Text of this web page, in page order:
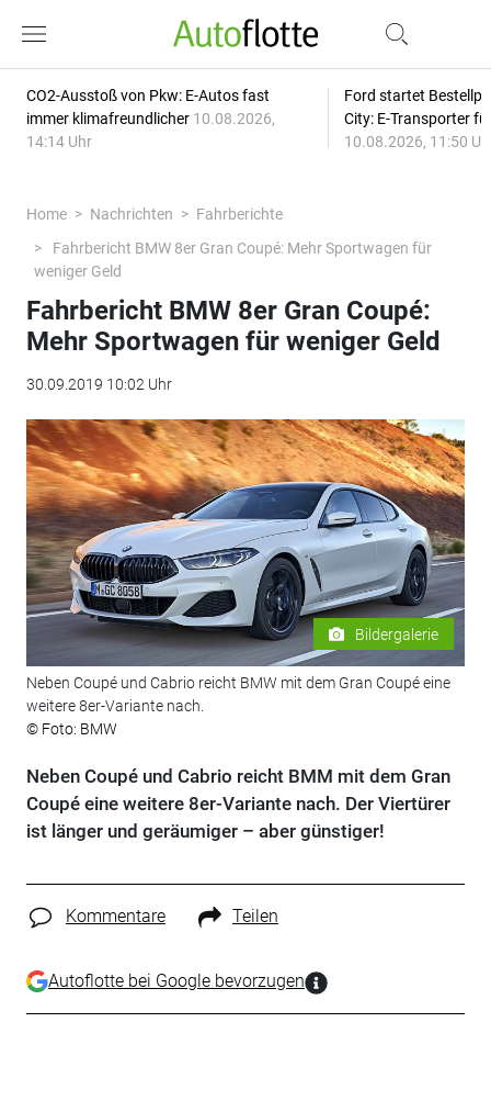
CO2-Ausstoß von Pkw: E-Autos fast
immer klimafreundlicher 10.08.2026,
14:14 Uhr
Ford startet
City: E-Transporter
10.08.2026, 11:50
Home Nachrichten
Fahrberichte
Fahrbericht BMW 8er Gran Coupé: Mehr Sportwagen für
weniger Geld
Fahrbericht BMW 8er Gran Coupé:
Mehr Sportwagen für weniger Geld
30.09.2019 10:02 Uhr
Bildergalerie
Neben Coupé und Cabrio reicht BMW mit dem Gran Coupé eine
weitere 8er-Variante nach.
© Foto: BMW
Neben Coupé und Cabrio reicht BMM mit dem Gran
Coupé eine weitere 8er-Variante nach. Der Viertürer
ist länger und geräumiger – aber günstiger!
Kommentare Teilen
Autoflotte bei Google bevorzugen